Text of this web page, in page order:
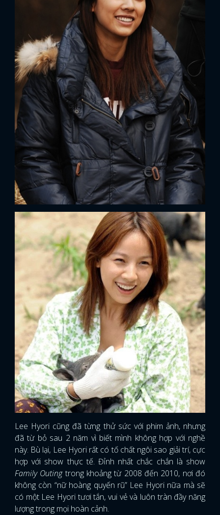
Lee Hyori cũng đã từng thử sức với phim ảnh, nhưng
đã từ bỏ sau 2 năm vì biết mình không hợp với nghề
này. Bù lại, Lee Hyori rất có tố chất ngôi sao giải trí, cực
hợp với show thực tế. Đỉnh nhất chắc chắn là show
Family Outingtrong khoảng từ 2008 đến 2010, nơi đó
không còn “nữ hoàng quyến rũ” Lee Hyori nữa mà sẽ
có một Lee Hyori tươi tắn, vui vẻ và luôn tràn đầy năng
lượng trong mọi hoàn cảnh.